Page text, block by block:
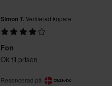
Simon T.Verifierad köpare
Fon
Ok til prisen
Resencerad på